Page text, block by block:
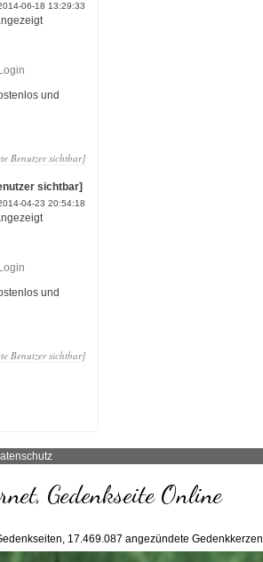
06-18 13:29:33
und
Benutzer sichtbar]
sichtbar]
04-23 20:54:18
und
Benutzer sichtbar]
Gedenkseite Online
17.469.087 angezündete Gedenkkerzen